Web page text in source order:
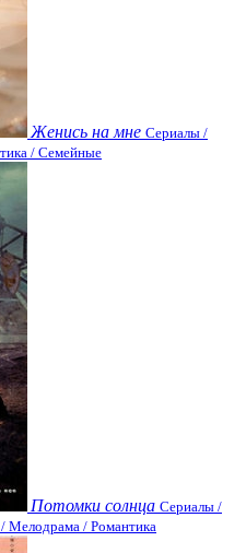
Женись на мне Сериалы /
/ Семейные
Потомки солнца Сериалы /
Мелодрама / Романтика